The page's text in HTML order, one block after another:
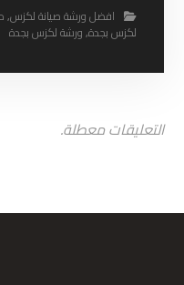
افضل ورشة صيانة لكزس,
لكزس بجدة,ورشة لكزس بجدة
التعليقات معطلة.